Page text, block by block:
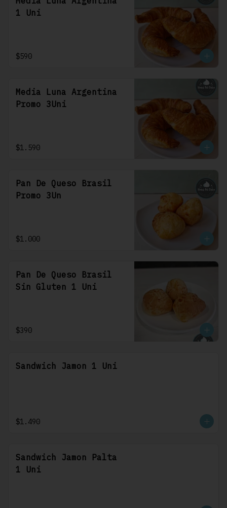
1 Uni
$590
Media Luna Argentina
Promo 3Uni
$1.590
Pan De Queso Brasil
Promo 3Un
$1.000
Pan De Queso Brasil
Sin Gluten 1 Uni
$390
Sandwich Jamon 1 Uni
$1.490
Sandwich Jamon Palta
1 Uni